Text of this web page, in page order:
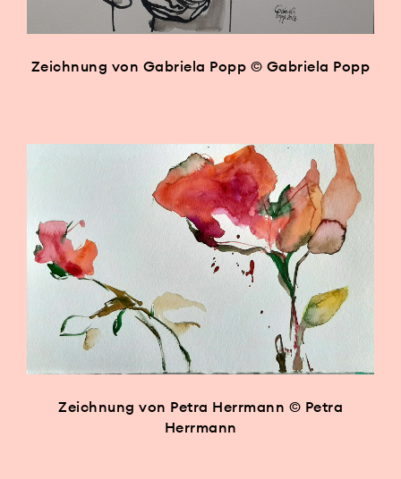
Zeichnung von Gabriela Popp © Gabriela Popp
Zeichnung von Petra Herrmann © Petra
Herrmann